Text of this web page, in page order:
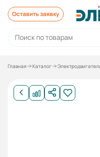
Оставить заявку
Главная Каталог